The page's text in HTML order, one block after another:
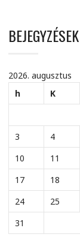
2026. augusztus
h
K
3
4
10
11
17
18
24
25
31